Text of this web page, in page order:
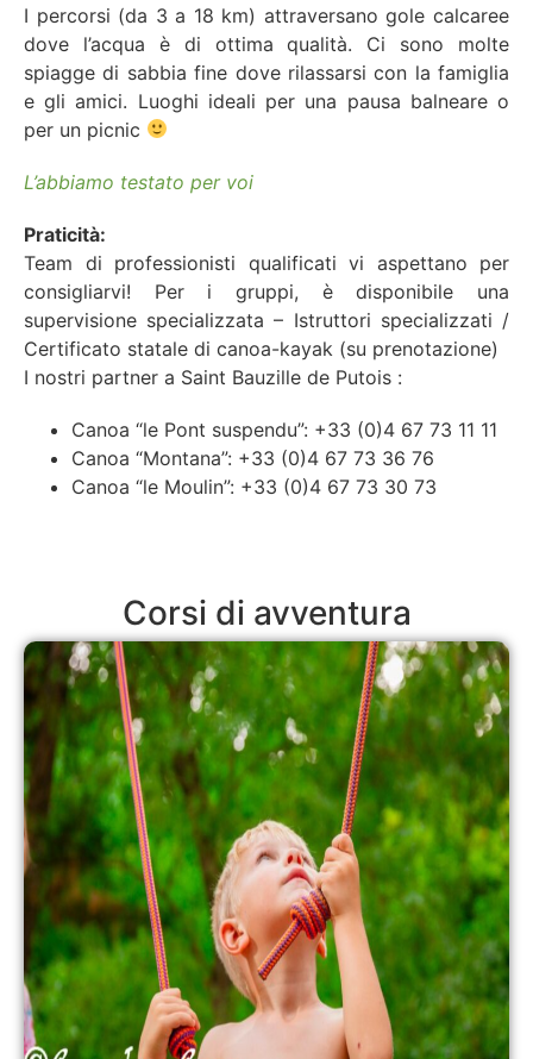
I percorsi (da 3 a 18 km) attraversano gole calcaree
dove l’acqua è di ottima qualità. Ci sono molte
spiagge di sabbia fine dove rilassarsi con la famiglia
e gli amici. Luoghi ideali per una pausa balneare o
per un picnic
L’abbiamo testato per voi
Praticità:
Team di professionisti qualificati vi aspettano per
consigliarvi! Per i gruppi, è disponibile una
supervisione specializzata – Istruttori specializzati /
Certificato statale di canoa-kayak (su prenotazione)
I nostri partner a Saint Bauzille de Putois :
Canoa “le Pont suspendu”: +33 (0)4 67 73 11 11
Canoa “Montana”: +33 (0)4 67 73 36 76
Canoa “le Moulin”: +33 (0)4 67 73 30 73
Corsi di avventura